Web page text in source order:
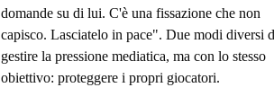
domande su di lui. C'è una fissazione che non
capisco. Lasciatelo in pace". Due modi diversi
gestire la pressione mediatica, ma con lo stesso
obiettivo: proteggere i propri giocatori.